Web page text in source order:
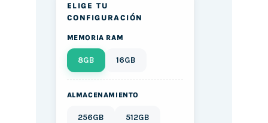
ELIGE TU
CONFIGURACIÓN
MEMORIA RAM
8GB 16GB
ALMACENAMIENTO
256GB 512GB